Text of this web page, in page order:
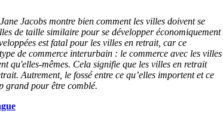
Jacobs montre bien comment les villes doivent se
de taille similaire pour se développer économiquement
est fatal pour les villes en retrait, car ce
de commerce interurbain : le commerce avec les villes
qu'elles-mêmes. Cela signifie que les villes en retrait
Autrement, le fossé entre ce qu’elles importent et ce
grand pour être comblé.